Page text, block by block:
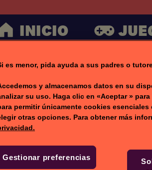
INICIO
es menor, pida ayuda a sus padres o
y almacenamos datos en su
su uso. Haga clic en «Aceptar »
permitir únicamente cookies
otras opciones. Para obtener más
Gestionar preferencias